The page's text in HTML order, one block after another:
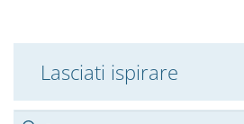
Lasciati ispirare